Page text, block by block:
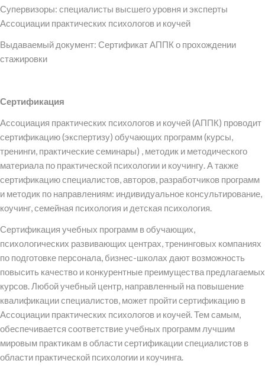
Супервизоры: специалисты высшего уровня и эксперты
Ассоциации практических психологов и коучей
Выдаваемый документ: Сертификат АППК о прохождении
стажировки
Сертификация
Ассоциация практических психологов и коучей (АППК) проводит
сертификацию (экспертизу) обучающих программ (курсы,
тренинги, практические семинары) , методик и методического
материала по практической психологии и коучингу. А также
сертификацию специалистов, авторов, разработчиков программ
и методик по направлениям: индивидуальное консультирование,
коучинг, семейная психология и детская психология.
Сертификация учебных программ в обучающих,
психологических развивающих центрах, тренинговых компаниях
по подготовке персонала, бизнес-школах дают возможность
повысить качество и конкурентные преимущества предлагаемых
курсов. Любой учебный центр, направленный на повышение
квалификации специалистов, может пройти сертификацию в
Ассоциации практических психологов и коучей. Тем самым,
обеспечивается соответствие учебных программ лучшим
мировым практикам в области сертификации специалистов в
области практической психологии и коучинга.